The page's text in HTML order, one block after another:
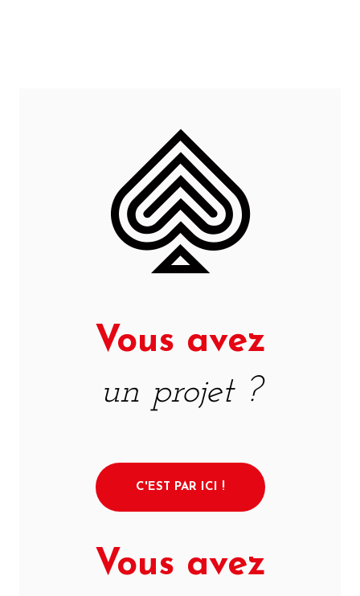
Vous avez
un projet ?
C'EST PAR ICI !
Vous avez